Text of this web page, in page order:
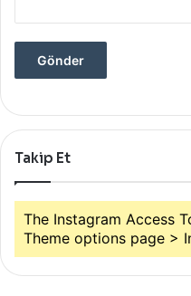
Takip Et
The Instagram Access
Theme options page >